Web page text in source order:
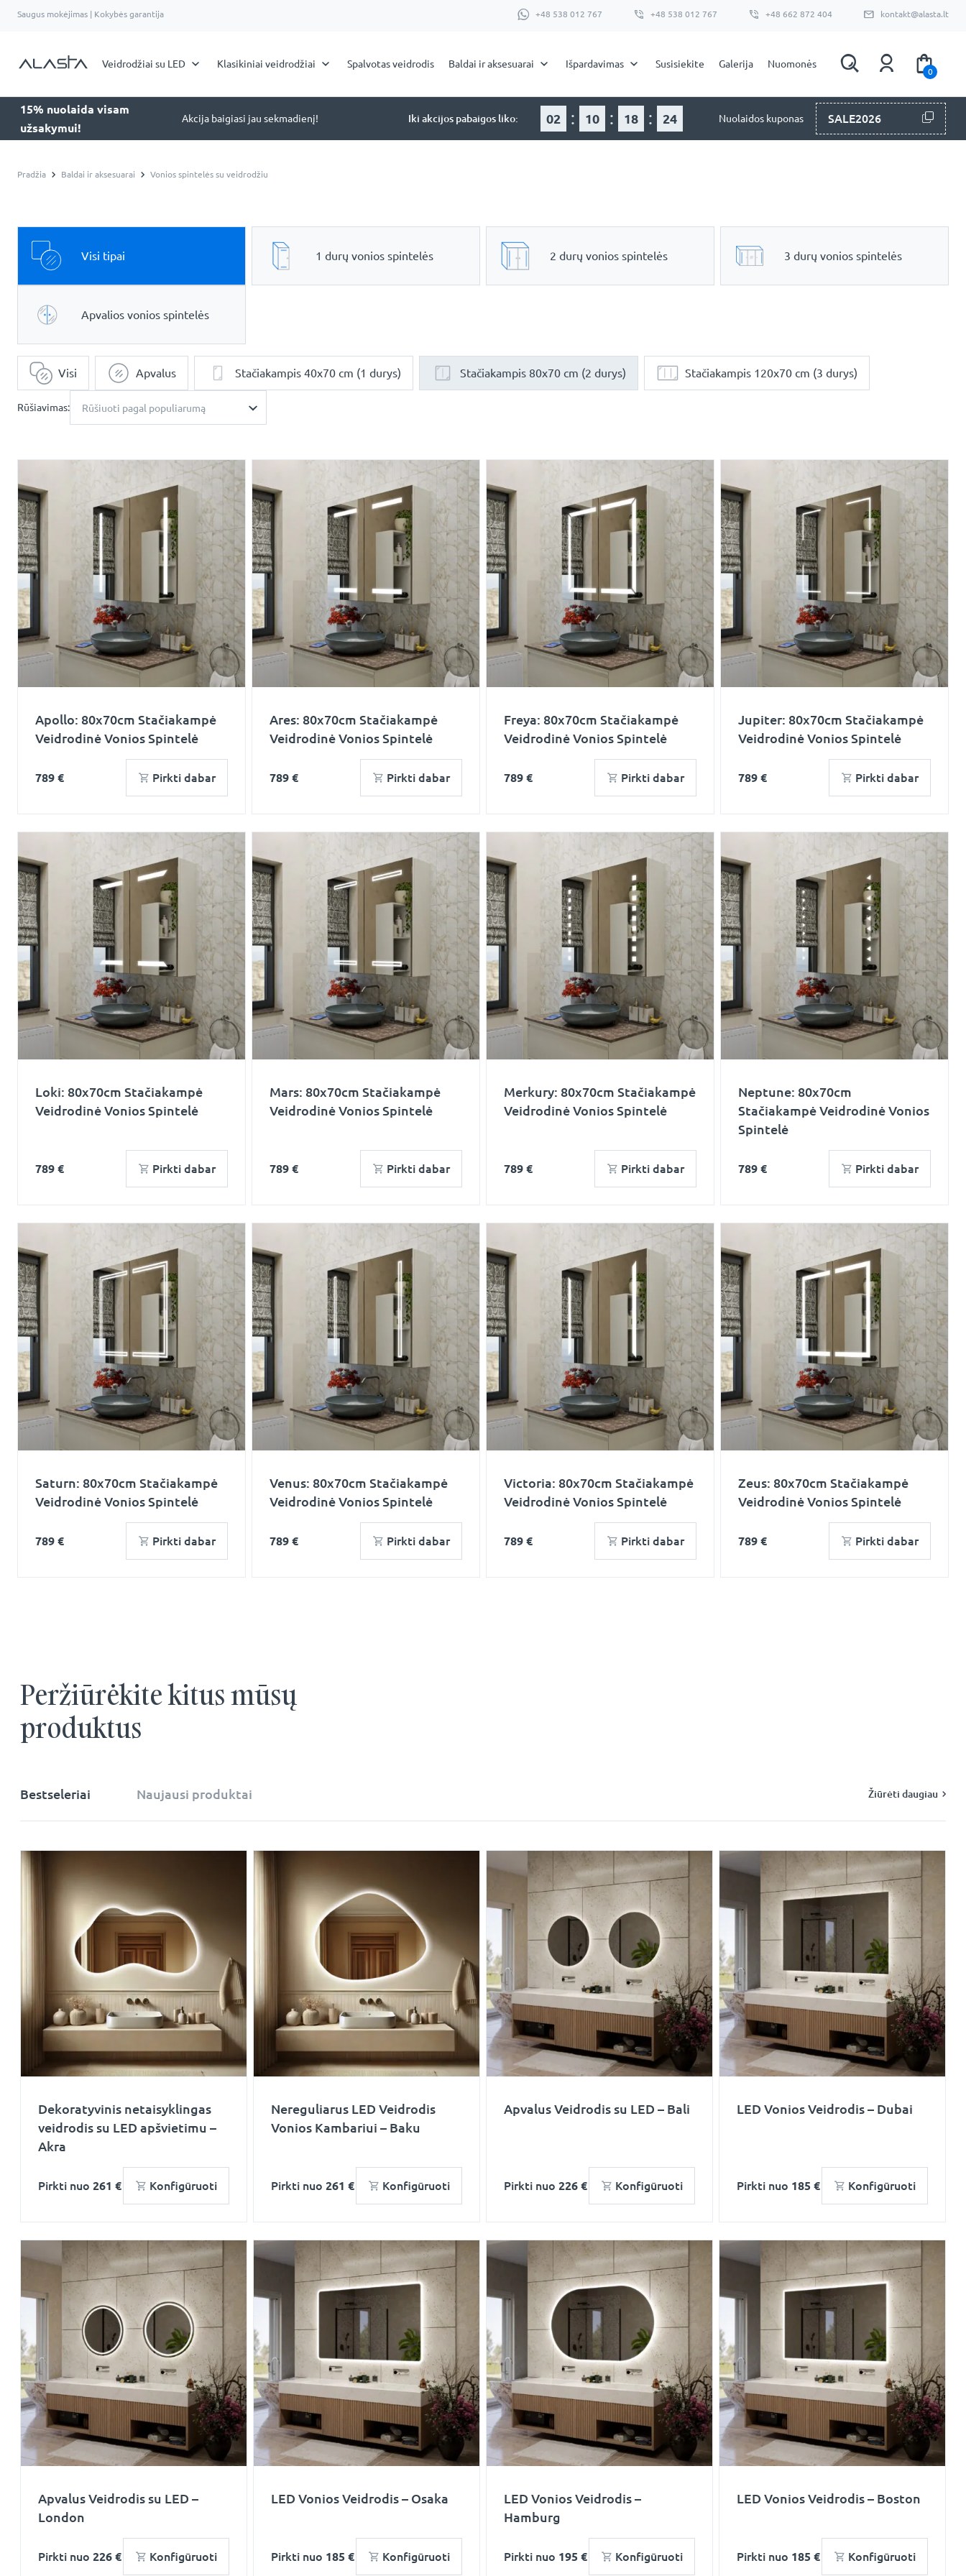
Saugus mokėjimas | Kokybės garantija +48 538 012 767 +48 538 012 767 +48 662 872 404 kontakt@alasta.lt
Veidrodžiai su LED Klasikiniai veidrodžiai Spalvotas veidrodis Baldai ir aksesuarai Išpardavimas Susisiekite Galerija Nuomonės
0
15% nuolaida visam
užsakymui!
Akcija baigiasi jau sekmadienį! Iki akcijos pabaigos liko: 02 : 10 : 18 : 22 Nuolaidos kuponas SALE2026
Pradžia Baldai ir aksesuarai Vonios spintelės su veidrodžiu
Visi tipai 1 durų vonios spintelės 2 durų vonios spintelės 3 durų vonios spintelės
Apvalios vonios spintelės
Visi Apvalus Stačiakampis 40x70 cm (1 durys) Stačiakampis 80x70 cm (2 durys) Stačiakampis 120x70 cm (3 durys)
Rūšiavimas: Rūšiuoti pagal populiarumą
Apollo: 80x70cm Stačiakampė
Veidrodinė Vonios Spintelė
789 € Pirkti dabar
Ares: 80x70cm Stačiakampė
Veidrodinė Vonios Spintelė
789 € Pirkti dabar
Freya: 80x70cm Stačiakampė
Veidrodinė Vonios Spintelė
789 € Pirkti dabar
Jupiter: 80x70cm Stačiakampė
Veidrodinė Vonios Spintelė
789 € Pirkti dabar
Loki: 80x70cm Stačiakampė
Veidrodinė Vonios Spintelė
789 € Pirkti dabar
Mars: 80x70cm Stačiakampė
Veidrodinė Vonios Spintelė
789 € Pirkti dabar
Merkury: 80x70cm Stačiakampė
Veidrodinė Vonios Spintelė
789 € Pirkti dabar
Neptune: 80x70cm
Stačiakampė Veidrodinė Vonios
Spintelė
789 € Pirkti dabar
Saturn: 80x70cm Stačiakampė
Veidrodinė Vonios Spintelė
789 € Pirkti dabar
Venus: 80x70cm Stačiakampė
Veidrodinė Vonios Spintelė
789 € Pirkti dabar
Victoria: 80x70cm Stačiakampė
Veidrodinė Vonios Spintelė
789 € Pirkti dabar
Zeus: 80x70cm Stačiakampė
Veidrodinė Vonios Spintelė
789 € Pirkti dabar
Peržiūrėkite kitus mūsų
produktus
Bestseleriai Naujausi produktai Žiūrėti daugiau
Dekoratyvinis netaisyklingas
veidrodis su LED apšvietimu –
Akra
Pirkti nuo 261 € Konfigūruoti
Nereguliarus LED Veidrodis
Vonios Kambariui – Baku
Pirkti nuo 261 € Konfigūruoti
Apvalus Veidrodis su LED – Bali
Pirkti nuo 226 € Konfigūruoti
LED Vonios Veidrodis – Dubai
Pirkti nuo 185 € Konfigūruoti
Apvalus Veidrodis su LED –
London
Pirkti nuo 226 € Konfigūruoti
LED Vonios Veidrodis – Osaka
Pirkti nuo 185 € Konfigūruoti
LED Vonios Veidrodis –
Hamburg
Pirkti nuo 195 € Konfigūruoti
LED Vonios Veidrodis – Boston
Pirkti nuo 185 € Konfigūruoti